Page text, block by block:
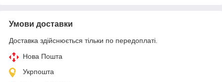
Умови доставки
Доставка здійснюється тільки по передоплаті.
Нова Пошта
Укрпошта